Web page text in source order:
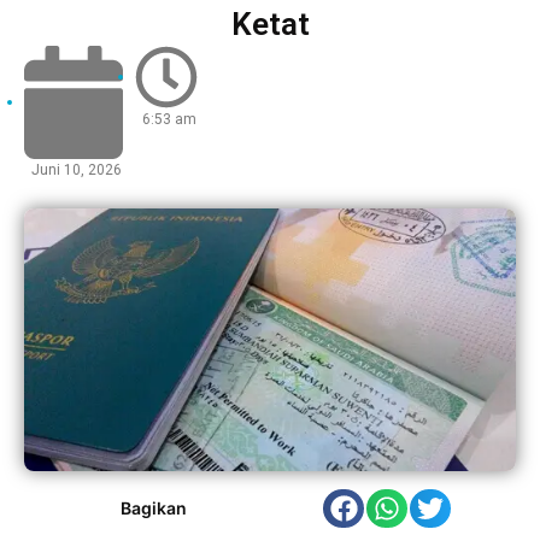
Ketat
Juni 10, 2026
6:53 am
Bagikan